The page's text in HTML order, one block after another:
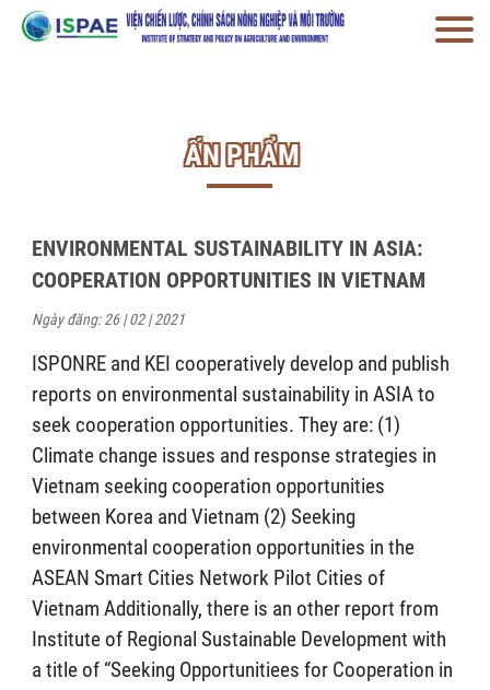
ẤN PHẨM
ENVIRONMENTAL SUSTAINABILITY IN ASIA:
COOPERATION OPPORTUNITIES IN VIETNAM
Ngày đăng: 26 | 02 | 2021
ISPONRE and KEI cooperatively develop and publish
reports on environmental sustainability in ASIA to
seek cooperation opportunities. They are: (1)
Climate change issues and response strategies in
Vietnam seeking cooperation opportunities
between Korea and Vietnam (2) Seeking
environmental cooperation opportunities in the
ASEAN Smart Cities Network Pilot Cities of
Vietnam Additionally, there is an other report from
Institute of Regional Sustainable Development with
a title of “Seeking Opportunitiees for Cooperation in